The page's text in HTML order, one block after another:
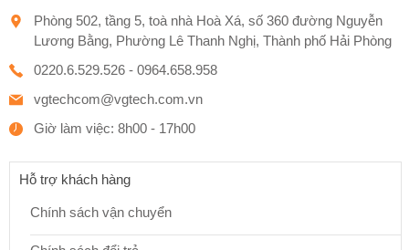
Phòng 502, tầng 5, toà nhà Hoà Xá, số 360 đường Nguyễn
Lương Bằng, Phường Lê Thanh Nghị, Thành phố Hải Phòng
0220.6.529.526 - 0964.658.958
vgtechcom@vgtech.com.vn
Giờ làm việc: 8h00 - 17h00
Hỗ trợ khách hàng
Chính sách vận chuyển